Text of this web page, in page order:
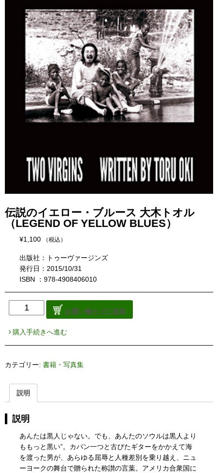
伝説のイエロー・ブルース 大木トオル
（LEGEND OF YELLOW BLUES）
¥1,100 （税込）
出版社：トゥーヴァージンズ
発行日：2015/10/31
ISBN ：978-4908406010
説
イ
エ
ー・
ー
ス
大
お買い物カゴに追加
購入手続きへ進む
カテゴリー: 書籍・写真集
説明
説明
あんたは黒人じゃない。でも、あんたのソウルは黒人より
ももっと黒い”。カバン一つと古びたギターをかかえて海
を渡った男が、あらゆる屈辱と人種差別を乗り越え、ニュ
ーヨークの舞台で贈られた称讃の言葉。アメリカ合衆国に